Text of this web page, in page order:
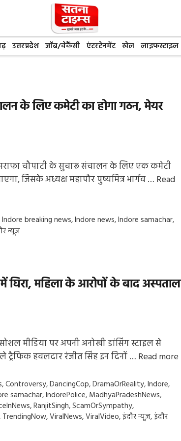
उत्तरप्रदेश जॉब/वेकैंसी एंटरटेनमेंट खेल लाइफस्टाइल
के लिए कमेटी का होगा गठन, मेयर
चौपाटी के सुचारू संचालन के लिए एक कमेटी
जिसके अध्यक्ष महापौर पुष्यमित्र भार्गव … Read
Indore breaking news,Indore news,Indore samachar,
न्यूज
घिरा, महिला के आरोपों के बाद अस्पताल
मीडिया पर अपनी अनोखी डांसिंग स्टाइल से
ट्रैफिक हवलदार रंजीत सिंह इन दिनों … Read more
,Controversy,DancingCop,DramaOrReality,Indore,
samachar,IndorePolice, MadhyaPradeshNews,
,RanjitSingh,ScamOrSympathy,
TrendingNow,ViralNews,ViralVideo,इंदौर न्यूज,इंदौर